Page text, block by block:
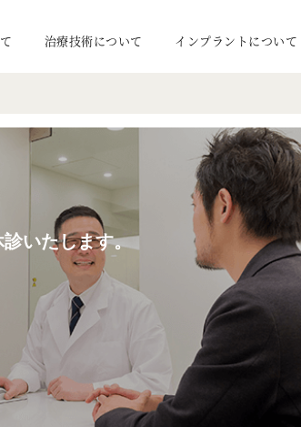
治療技術について インプラントについて
いたします。